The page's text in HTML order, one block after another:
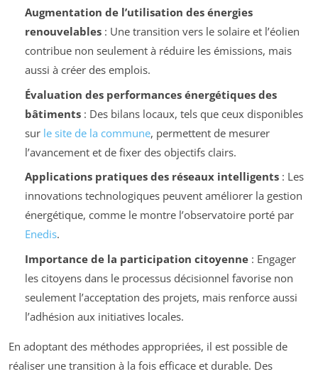
Augmentation de l’utilisation des énergies
renouvelables: Une transition vers le solaire et l’éolien
contribue non seulement à réduire les émissions, mais
aussi à créer des emplois.
Évaluation des performances énergétiques des
bâtiments: Des bilans locaux, tels que ceux disponibles
sur le site de la commune, permettent de mesurer
l’avancement et de fixer des objectifs clairs.
Applications pratiques des réseaux intelligents: Les
innovations technologiques peuvent améliorer la gestion
énergétique, comme le montre l’observatoire porté par
Enedis.
Importance de la participation citoyenne: Engager
les citoyens dans le processus décisionnel favorise non
seulement l’acceptation des projets, mais renforce aussi
l’adhésion aux initiatives locales.
En adoptant des méthodes appropriées, il est possible de
réaliser une transition à la fois efficace et durable. Des